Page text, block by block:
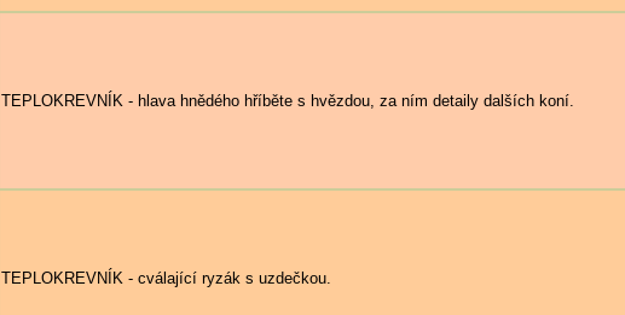
TEPLOKREVNÍK - hlava hnědého hříběte s hvězdou, za ním detaily dalších koní.
TEPLOKREVNÍK - cválající ryzák s uzdečkou.